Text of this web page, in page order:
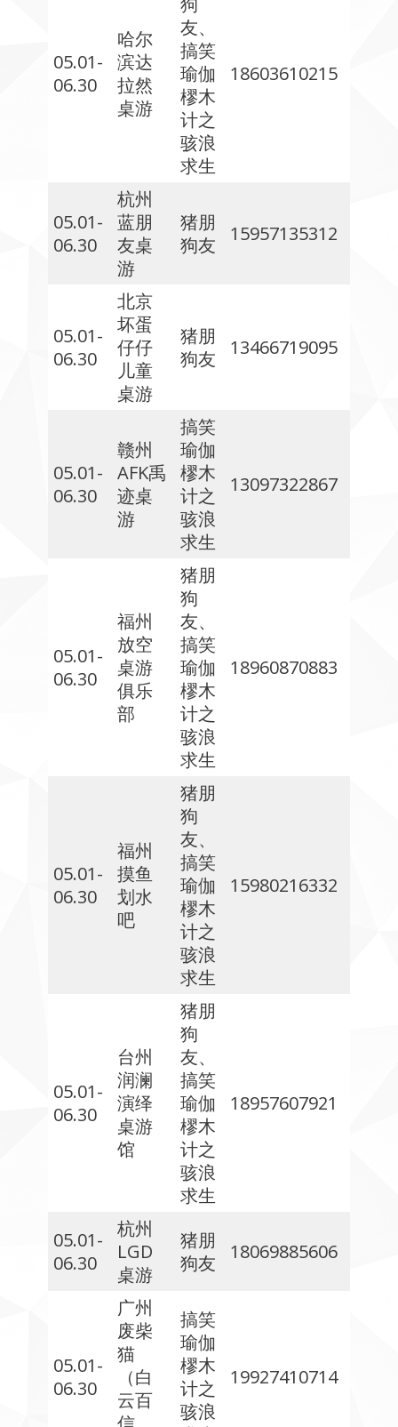
05.01-
06.30
哈尔
滨达
拉然
桌游
友、
搞笑
瑜伽
樛木
计之
骇浪
求生
18603610215
05.01-
06.30
杭州
蓝朋
友桌
游
猪朋
狗友
15957135312
05.01-
06.30
北京
坏蛋
仔仔
儿童
桌游
猪朋
狗友
13466719095
05.01-
06.30
赣州
AFK禹
迹桌
游
搞笑
瑜伽
樛木
计之
骇浪
求生
13097322867
05.01-
06.30
福州
放空
桌游
俱乐
部
猪朋
狗
友、
搞笑
瑜伽
樛木
计之
骇浪
求生
18960870883
05.01-
06.30
福州
摸鱼
划水
吧
猪朋
狗
友、
搞笑
瑜伽
樛木
计之
骇浪
求生
15980216332
05.01-
06.30
台州
润澜
演绎
桌游
馆
猪朋
狗
友、
搞笑
瑜伽
樛木
计之
骇浪
求生
18957607921
05.01-
06.30
杭州
LGD
桌游
猪朋
狗友
18069885606
05.01-
06.30
广州
废柴
猫
（白
云百
搞笑
瑜伽
樛木
计之
骇浪
19927410714